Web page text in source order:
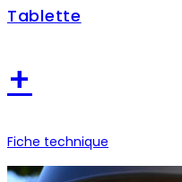
Tablette
+
Fiche technique